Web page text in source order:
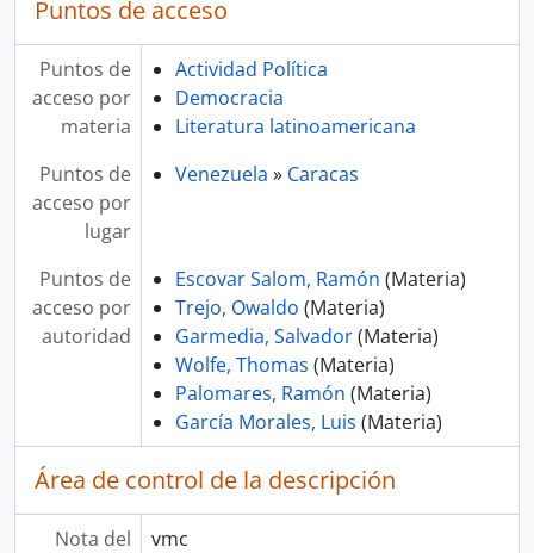
Puntos de acceso
Puntos de
acceso por
materia
Actividad Política
Democracia
Literatura latinoamericana
Puntos de
acceso por
lugar
Venezuela » Caracas
Puntos de
acceso por
autoridad
Escovar Salom, Ramón (Materia)
Trejo, Owaldo (Materia)
Garmedia, Salvador(Materia)
Wolfe, Thomas (Materia)
Palomares, Ramón (Materia)
García Morales, Luis (Materia)
Área de control de la descripción
Nota del
vmc